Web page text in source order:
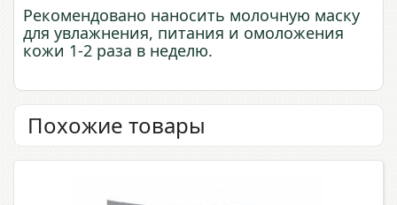
Рекомендовано наносить молочную маску
для увлажнения, питания и омоложения
кожи 1-2 раза в неделю.
Похожие товары